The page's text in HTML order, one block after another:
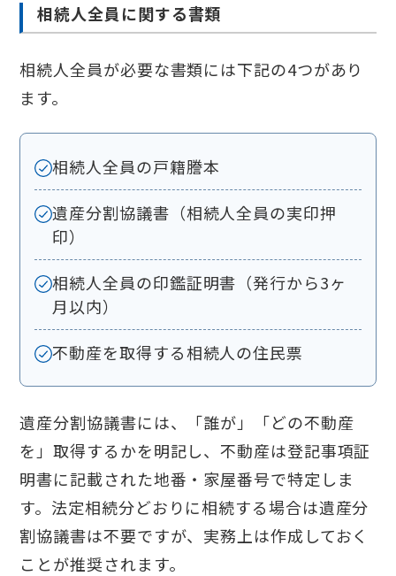
相続人全員に関する書類
相続人全員が必要な書類には下記の4つがあり
ます。
相続人全員の戸籍謄本
遺産分割協議書（相続人全員の実印押
印）
相続人全員の印鑑証明書（発行から3ヶ
月以内）
不動産を取得する相続人の住民票
遺産分割協議書には、「誰が」「どの不動産
を」取得するかを明記し、不動産は登記事項証
明書に記載された地番・家屋番号で特定しま
す。法定相続分どおりに相続する場合は遺産分
割協議書は不要ですが、実務上は作成しておく
ことが推奨されます。